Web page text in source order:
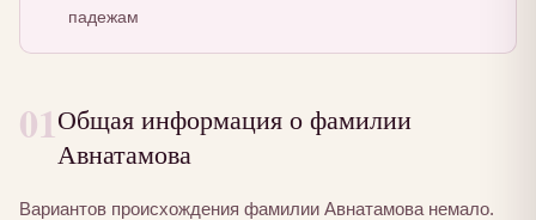
падежам
01Общая информация о фамилии
Авнатамова
Вариантов происхождения фамилии Авнатамова немало.